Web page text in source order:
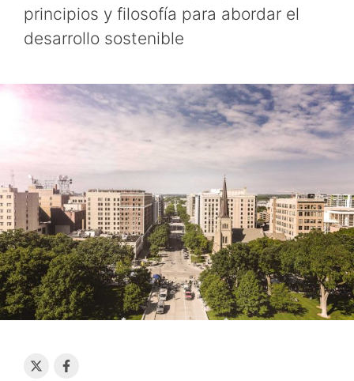
principios y filosofía para abordar el
desarrollo sostenible